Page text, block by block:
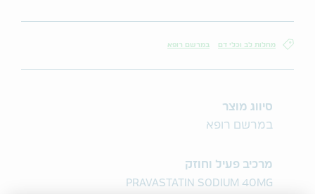
מחלות לב וכלי דם במרשם רופא
סיווג מוצר
במרשם רופא
מרכיב פעיל וחוזק
PRAVASTATIN SODIUM 40MG